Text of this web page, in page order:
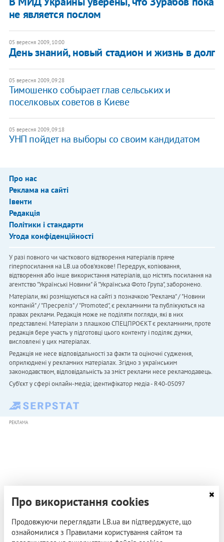
не является послом
05 вересня 2009, 10:00
День знаний, новый стадион и жизнь в долг
05 вересня 2009, 09:28
Тимошенко собырает глав сельських и
поселковых советов в Киеве
05 вересня 2009, 09:18
УНП пойдет на выборы со своим кандидатом
Про нас
Реклама на сайті
Івенти
Редакція
Політики і стандарти
Угода конфіденційності
У разі повного чи часткового відтворення матеріалів пряме
гіперпосилання на LB.ua обов'язкове! Передрук, копіювання,
відтворення або інше використання матеріалів, що містять посилання на
агентство "Українськi Новини" й "Українська Фото Група", заборонено.
Матеріали, які розміщуються на сайті з позначкою "Реклама" / "Новини
компаній" / "Пресреліз" / "Promoted", є рекламними та публікуються на
правах реклами. Редакція може не поділяти погляди, які в них
представлені. Матеріали з плашкою СПЕЦПРОЄКТ є рекламними, проте
редакція бере участь у підготовці цього контенту і поділяє думки,
висловлені у цих матеріалах.
Редакція не несе відповідальності за факти та оціночні судження,
оприлюднені у рекламних матеріалах. Згідно з українським
законодавством, відповідальність за зміст реклами несе рекламодавець.
Cуб'єкт у сфері онлайн-медіа; ідентифікатор медіа - R40-05097
РЕКЛАМА
Про використання cookies
Продовжуючи переглядати LB.ua ви підтверджуєте, що
ознайомилися з Правилами користування сайтом та